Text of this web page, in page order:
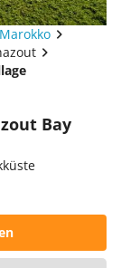
Bay